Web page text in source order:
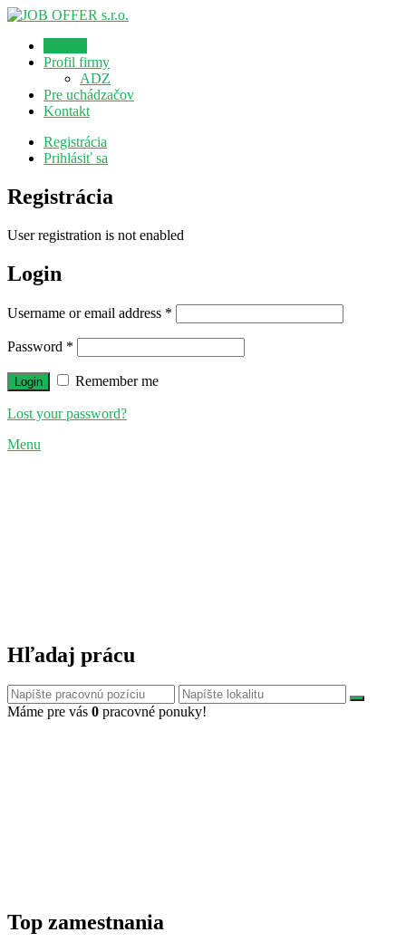
Profil firmy
ADZ
Pre uchádzačov
Kontakt
Registrácia
Prihlásiť sa
Registrácia
User registration is not enabled
Login
Username or email address *
Password *
Remember me
Lost your password?
Menu
Hľadaj prácu
Máme pre vás 0 pracovné ponuky!
Top zamestnania